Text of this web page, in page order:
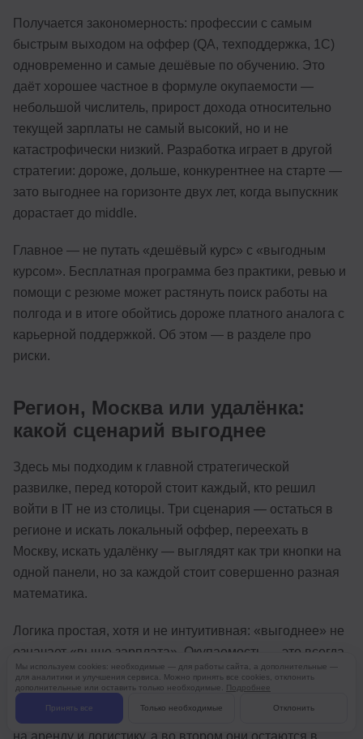
Получается закономерность: профессии с самым
быстрым выходом на оффер (QA, техподдержка, 1С)
одновременно и самые дешёвые по обучению. Это
даёт хорошее частное в формуле окупаемости —
небольшой числитель, прирост дохода относительно
текущей зарплаты не самый высокий, но и не
катастрофически низкий. Разработка играет в другой
стратегии: дороже, дольше, конкурентнее на старте —
зато выгоднее на горизонте двух лет, когда выпускник
дорастает до middle.
Главное — не путать «дешёвый курс» с «выгодным
курсом». Бесплатная программа без практики, ревью и
помощи с резюме может растянуть поиск работы на
полгода и в итоге обойтись дороже платного аналога с
карьерной поддержкой. Об этом — в разделе про
риски.
Регион, Москва или удалёнка:
какой сценарий выгоднее
Здесь мы подходим к главной стратегической
развилке, перед которой стоит каждый, кто решил
войти в IT не из столицы. Три сценария — остаться в
регионе и искать локальный оффер, переехать в
Москву, искать удалёнку — выглядят как три кнопки на
одной панели, но за каждой стоит совершенно разная
математика.
Логика простая, хотя и не интуитивная: «выгоднее» не
означает «выше зарплата». Окупаемость — это всегда
отношение прироста к расходам, и сценарий с самой
высокой зарплатой может уступать сценарию со
скромным офером, если в первом съедаются деньги
на аренду и логистику, а во втором они остаются в
Мы используем cookies: необходимые — для работы сайта, а дополнительные —
для аналитики и улучшения сервиса. Можно принять все cookies, отклонить
дополнительные или оставить только необходимые. Подробнее
Принять все Только необходимые Отклонить